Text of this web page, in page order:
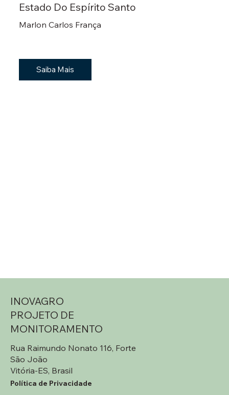
Estado Do Espírito Santo
Marlon Carlos França
Saiba Mais
INOVAGRO
PROJETO DE
MONITORAMENTO
Rua Raimundo Nonato 116, Forte
São João
Vitória-ES, Brasil
Política de Privacidade